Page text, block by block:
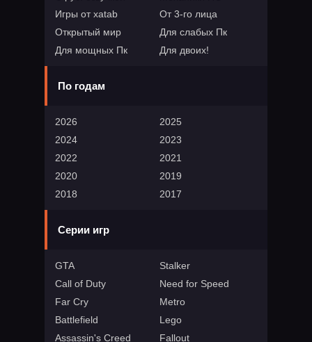
Игры от xatab
От 3-го лица
Открытый мир
Для слабых Пк
Для мощных Пк
Для двоих!
По годам
2026
2025
2024
2023
2022
2021
2020
2019
2018
2017
Серии игр
GTA
Stalker
Call of Duty
Need for Speed
Far Cry
Metro
Battlefield
Lego
Assassin's Creed
Fallout